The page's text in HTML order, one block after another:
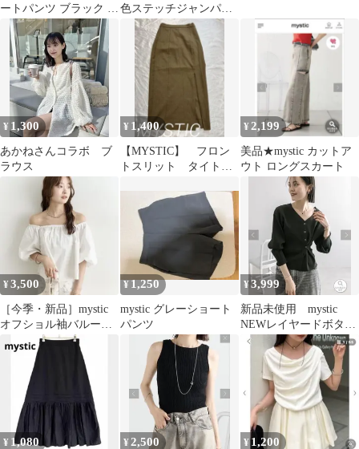
ートパンツ ブラック サ
イズ2
色ステッチジャンパー
スカート
¥ 1,300
あかねさんコラボ ブ
ラウス
¥ 1,400
【MYSTIC】 フロン
トスリット タイト
¥ 2,199
美品★mystic カットア
ウト ロングスカート
¥3,500
［今季・新品］mystic
オフショル袖バルーン
ブラウス カスタネ
¥1,250
mystic グレーショート
パンツ
¥3,999
新品未使用 mystic
NEWレイヤードボタン
カーディガン
¥ 1,080 ¥2,500 ¥ 1,200